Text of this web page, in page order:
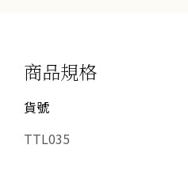
商品規格
貨號
TTL035